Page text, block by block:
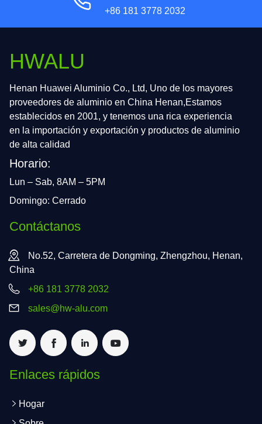
+86 181 3778 2032
HWALU
Henan Huawei Aluminio Co., Ltd, Uno de los mayores
proveedores de aluminio en China Henan,Estamos
establecidos en 2001, y tenemos una rica experiencia
en la importación y exportación y productos de aluminio
de alta calidad
Horario:
Lun – Sab, 8AM – 5PM
Domingo: Cerrado
Contáctanos
No.52, Carretera de Dongming, Zhengzhou, Henan,
China
+86 181 3778 2032
sales@hw-alu.com
Enlaces rápidos
Hogar